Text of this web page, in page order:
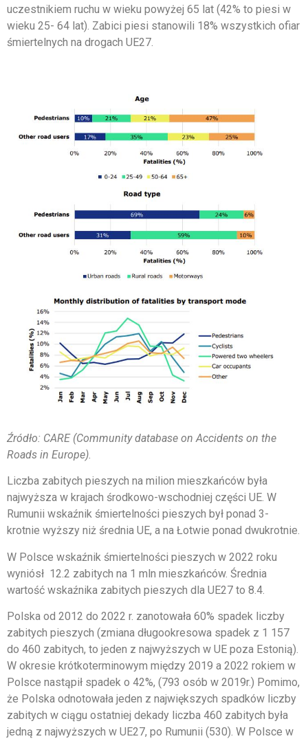
uczestnikiem ruchu w wieku powyżej 65 lat (42% to piesi w
wieku 25- 64 lat). Zabici piesi stanowili 18% wszystkich ofiar
śmiertelnych na drogach UE27.
Źródło: CARE (Community database on Accidents on the
Roads in Europe).
Liczba zabitych pieszych na milion mieszkańców była
najwyższa w krajach środkowo-wschodniej części UE. W
Rumunii wskaźnik śmiertelności pieszych był ponad 3-
krotnie wyższy niż średnia UE, a na Łotwie ponad dwukrotnie.
W Polsce wskaźnik śmiertelności pieszych w 2022 roku
wyniósł 12.2 zabitych na 1 mln mieszkańców. Średnia
wartość wskaźnika zabitych pieszych dla UE27 to 8.4.
Polska od 2012 do 2022 r. zanotowała 60% spadek liczby
zabitych pieszych (zmiana długookresowa spadek z 1 157
do 460 zabitych, to jeden z najwyższych w UE poza Estonią).
W okresie krótkoterminowym między 2019 a 2022 rokiem w
Polsce nastąpił spadek o 42%, (793 osób w 2019r.) Pomimo,
że Polska odnotowała jeden z największych spadków liczby
zabitych w ciągu ostatniej dekady liczba 460 zabitych była
jedną z najwyższych w UE27, po Rumunii (530). W Polsce w